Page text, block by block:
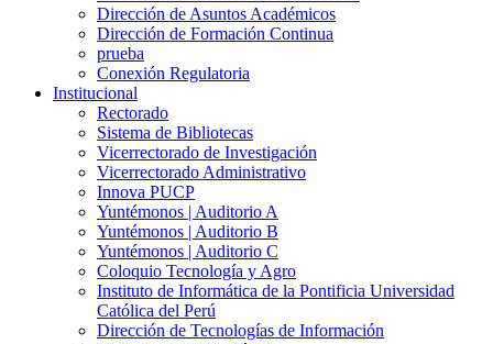
Dirección de Asuntos Académicos
Dirección de Formación Continua
prueba
Conexión Regulatoria
Institucional
Rectorado
Sistema de Bibliotecas
Vicerrectorado de Investigación
Vicerrectorado Administrativo
Innova PUCP
Yuntémonos | Auditorio A
Yuntémonos | Auditorio B
Yuntémonos | Auditorio C
Coloquio Tecnología y Agro
Instituto de Informática de la Pontificia Universidad
Católica del Perú
Dirección de Tecnologías de Información